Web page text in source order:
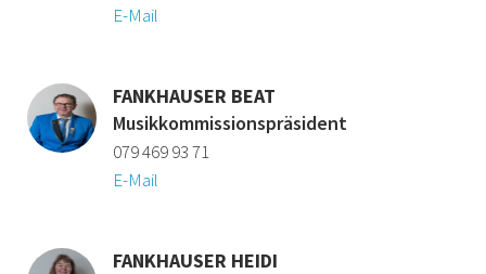
E-Mail
FANKHAUSER BEAT
Musikkommissionspräsident
079 469 93 71
E-Mail
FANKHAUSER HEIDI